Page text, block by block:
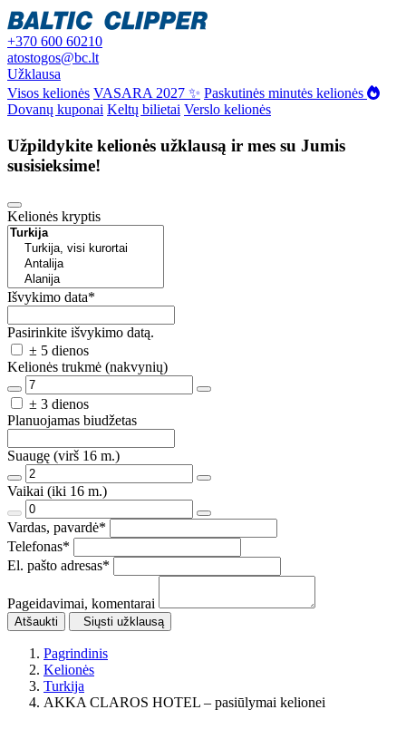
+370 600 60210
atostogos@bc.lt
Užklausa
Visos kelionės VASARA 2027 ✨ Paskutinės minutės kelionės
Dovanų kuponai Keltų bilietai Verslo kelionės
Užpildykite kelionės užklausą ir mes su Jumis
susisieksime!
Kelionės kryptis
Išvykimo data*
Pasirinkite išvykimo datą.
± 5 dienos
Kelionės trukmė (nakvynių)
± 3 dienos
Planuojamas biudžetas
Suaugę (virš 16 m.)
Vaikai (iki 16 m.)
Vardas, pavardė*
Telefonas*
El. pašto adresas*
Pageidavimai, komentarai
Atšaukti Siųsti užklausą
Pagrindinis
Kelionės
Turkija
AKKA CLAROS HOTEL – pasiūlymai kelionei